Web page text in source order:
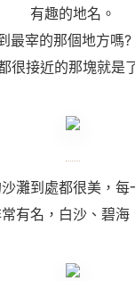
有趣的地名。
最宰的那個地方嗎
很接近的那塊就是
灘到處都很美，每
有名，白沙、碧海